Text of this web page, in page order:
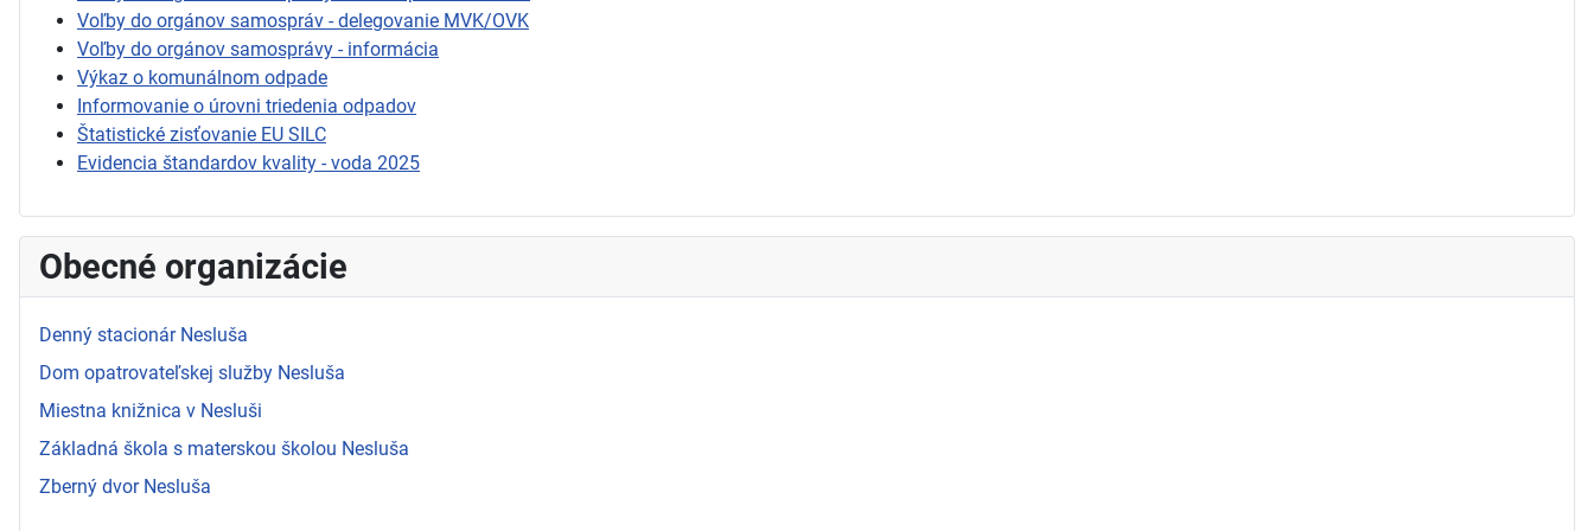
Voľby do orgánov samospráv - delegovanie MVK/OVK
Voľby do orgánov samosprávy - informácia
Výkaz o komunálnom odpade
Informovanie o úrovni triedenia odpadov
Štatistické zisťovanie EU SILC
Evidencia štandardov kvality - voda 2025
Obecné organizácie
Denný stacionár Nesluša
Dom opatrovateľskej služby Nesluša
Miestna knižnica v Nesluši
Základná škola s materskou školou Nesluša
Zberný dvor Nesluša